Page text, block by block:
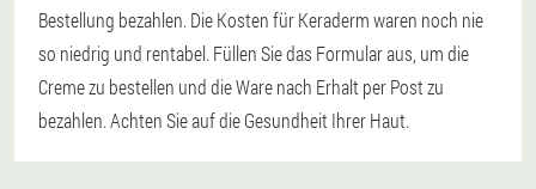
Bestellung bezahlen. Die Kosten für Keraderm waren noch nie
so niedrig und rentabel. Füllen Sie das Formular aus, um die
Creme zu bestellen und die Ware nach Erhalt per Post zu
bezahlen. Achten Sie auf die Gesundheit Ihrer Haut.